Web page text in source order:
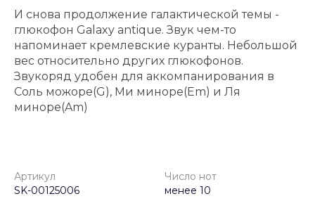
И снова продолжение галактической темы -
глюкофон Galaxy antique. Звук чем-то
напоминает кремлевские куранты. Небольшой
вес относительно других глюкофонов.
Звукоряд удобен для аккомпанирования в
Соль можоре(G), Ми миноре(Em) и Ля
миноре(Am)
Артикул
SK-00125006
Число нот
менее 10